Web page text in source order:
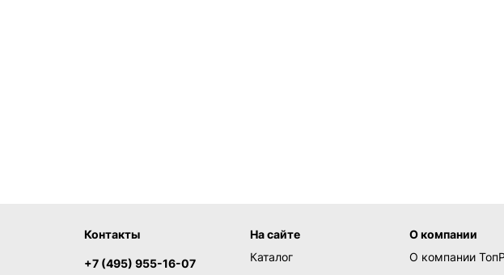
Контакты
+7 (495) 955-16-07
На сайте
Каталог
О компании
О компании